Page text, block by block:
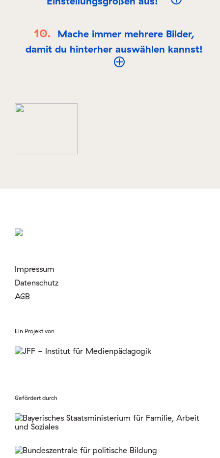
Mache immer mehrere Bilder,
damit du hinterher auswählen kannst!
Impressum
Datenschutz
AGB
Ein Projekt von
Gefördert durch